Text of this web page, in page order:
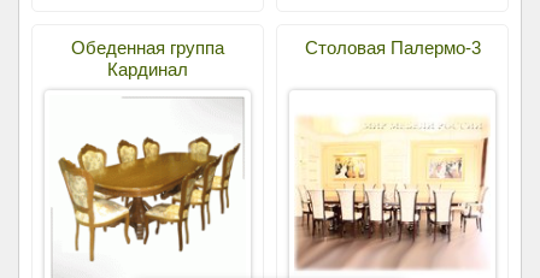
Обеденная группа
Кардинал
Столовая Палермо-3